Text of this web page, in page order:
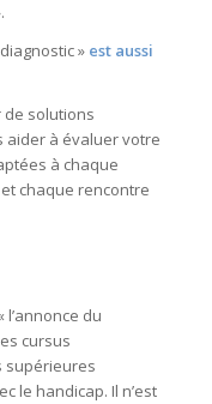
» est aussi
de solutions
aider à évaluer votre
à chaque
chaque rencontre
du
cursus
supérieures
le handicap. Il n’est